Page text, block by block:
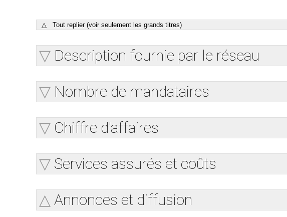
△ Tout replier (voir seulement les grands titres)
Description fournie par le réseau
Nombre de mandataires
Chiffre d'affaires
Services assurés et coûts
Annonces et diffusion